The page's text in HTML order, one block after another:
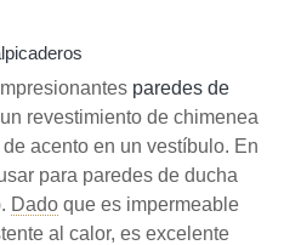
paredes de
revestimiento de chimenea
acento en un vestíbulo. En
para paredes de ducha
Dado que es impermeable
al calor, es excelente